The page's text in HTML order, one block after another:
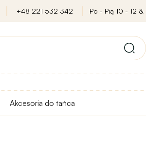
+48 221 532 342 Po - Pią 10 - 12 &
Akcesoria do tańca